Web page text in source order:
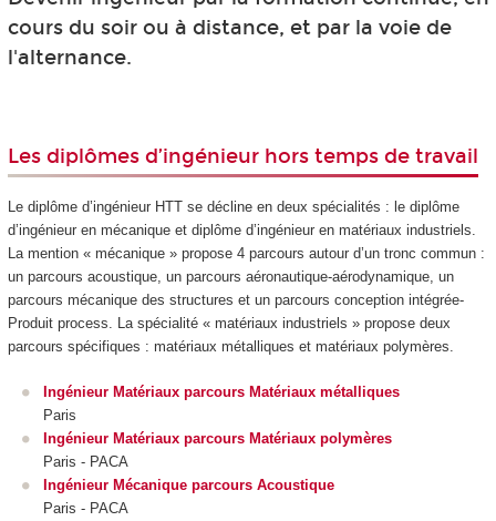
cours du soir ou à distance, et par la voie de
l'alternance.
Les diplômes d’ingénieur hors temps de travail
Le diplôme d’ingénieur HTTse décline en deux spécialités : le diplôme
d’ingénieur en mécanique et diplôme d’ingénieur en matériaux industriels.
La mention « mécanique » propose 4 parcours autour d’un tronc commun :
un parcours acoustique, un parcours aéronautique-aérodynamique, un
parcours mécanique des structures et un parcours conception intégrée-
Produit process. La spécialité « matériaux industriels » propose deux
parcours spécifiques : matériaux métalliques et matériaux polymères.
Ingénieur Matériaux parcours Matériaux métalliques
Paris
Ingénieur Matériaux parcours Matériaux polymères
Paris - PACA
Ingénieur Mécanique parcours Acoustique
Paris - PACA